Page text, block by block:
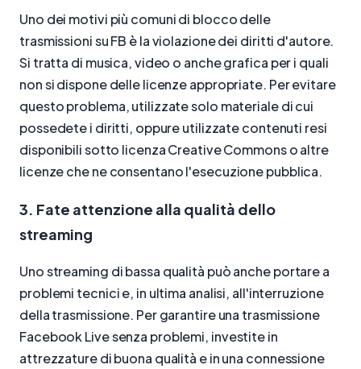
Uno dei motivi più comuni di blocco delle
trasmissioni su FB è la violazione dei diritti d'autore.
Si tratta di musica, video o anche grafica per i quali
non si dispone delle licenze appropriate. Per evitare
questo problema, utilizzate solo materiale di cui
possedete i diritti, oppure utilizzate contenuti resi
disponibili sotto licenza Creative Commons o altre
licenze che ne consentano l'esecuzione pubblica.
3. Fate attenzione alla qualità dello
streaming
Uno streaming di bassa qualità può anche portare a
problemi tecnici e, in ultima analisi, all'interruzione
della trasmissione. Per garantire una trasmissione
Facebook Live senza problemi, investite in
attrezzature di buona qualità e in una connessione